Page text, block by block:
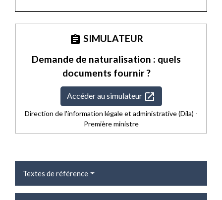
assignment SIMULATEUR
Demande de naturalisation : quels
documents fournir ?
Accéder au simulateur open_in_new
Direction de l'information légale et administrative (Dila) -
Première ministre
Textes de référence